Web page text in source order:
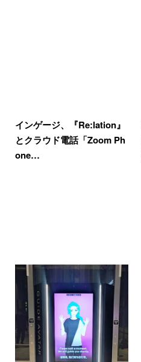
インゲージ、『Re:lation』
とクラウド電話「Zoom Ph
one…